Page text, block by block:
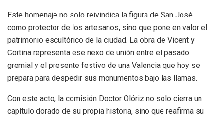
Este homenaje no solo reivindica la figura de San José
como protector de los artesanos, sino que pone en valor el
patrimonio escultórico de la ciudad. La obra de Vicent y
Cortina representa ese nexo de unión entre el pasado
gremial y el presente festivo de una Valencia que hoy se
prepara para despedir sus monumentos bajo las llamas.
Con este acto, la comisión Doctor Olóriz no solo cierra un
capítulo dorado de su propia historia, sino que reafirma su